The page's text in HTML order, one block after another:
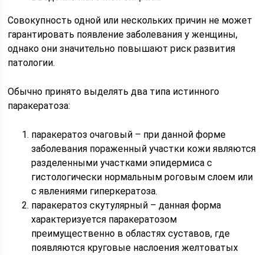
Совокупность одной или нескольких причин не может
гарантировать появление заболевания у женщины,
однако они значительно повышают риск развития
патологии.
Обычно принято выделять два типа истинного
паракератоза:
паракератоз очаговый – при данной форме
заболевания пораженный участки кожи являются
разделенными участками эпидермиса с
гистологически нормальным роговым слоем или
с явлениями гиперкератоза.
паракератоз скутулярный – данная форма
характеризуется паракератозом
преимущественно в областях суставов, где
появляются круговые наслоения желтоватых